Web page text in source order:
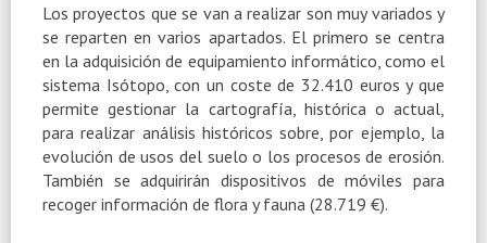
Los proyectos que se van a realizar son muy variados y
se reparten en varios apartados. El primero se centra
en la adquisición de equipamiento informático, como el
sistema Isótopo, con un coste de 32.410 euros y que
permite gestionar la cartografía, histórica o actual,
para realizar análisis históricos sobre, por ejemplo, la
evolución de usos del suelo o los procesos de erosión.
También se adquirirán dispositivos de móviles para
recoger información de flora y fauna (28.719 €).